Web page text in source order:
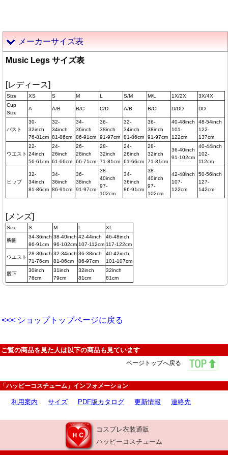
メーカーサイズ表
Music Legs サイズ表
[レディース]
Size XS S M L S/M M/L 1X/2X
3X/4X
Cup
Size
A A/B B/C C/D A/B B/C D/DD DD
バスト
30-
32inch
76-81cm
32-
34inch
81-86cm
34-
36inch
86-91cm
36-
38inch
91-97cm
32-
34inch
81-86cm
36-
38inch
91-97cm
40-48inch
101-
122cm
48-54inch
122-
137cm
ウエスト
22-
24inch
56-61cm
24-
26inch
61-66cm
26-
28inch
66-71cm
28-
32inch
71-81cm
24-
26inch
61-66cm
28-
32inch
71-81cm
36-40inch
91-102cm
40-44inch
102-
112cm
ヒップ
32-
34inch
81-86cm
34-
36inch
86-91cm
36-
38inch
91-97cm
38-
40inch
97-
102cm
34-
36inch
86-91cm
38-
40inch
97-
102cm
42-48inch
107-
122cm
50-56inch
127-
142cm
[メンズ]
Size S M L XL
胸囲
34-36inch
86-91cm
38-40inch
96-102cm
42-44inch
107-112cm
46-48inch
117-122cm
ウエスト
28-30inch
71-76cm
32-34inch
81-86cm
36-38inch
86-97cm
40-42inch
101-107cm
股下
30inch
76cm
31inch
79cm
32inch
81cm
32inch
81cm
<<< ショップトップページに戻る
ご覧の商品を見た人は以下の商品も見ています
ページトップへ戻る
「ハッピーコスチューム」インフォメーション
利用案内 サイズ PDF版カタログ 更新情報 連絡先
コスプレ衣装通販
ハッピーコスチューム